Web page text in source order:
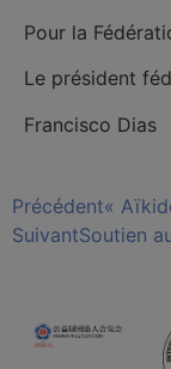
Pour la
Le président
Francisco Dias
Précédent«
SuivantSoutien